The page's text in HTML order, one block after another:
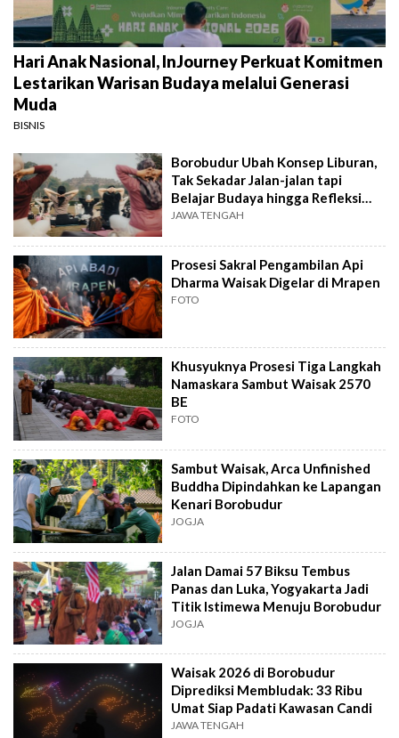
Hari Anak Nasional, InJourney Perkuat Komitmen
Lestarikan Warisan Budaya melalui Generasi
Muda
BISNIS
Borobudur Ubah Konsep Liburan,
Tak Sekadar Jalan-jalan tapi
Belajar Budaya hingga Refleksi
Diri
JAWA TENGAH
Prosesi Sakral Pengambilan Api
Dharma Waisak Digelar di Mrapen
FOTO
Khusyuknya Prosesi Tiga Langkah
Namaskara Sambut Waisak 2570
BE
FOTO
Sambut Waisak, Arca Unfinished
Buddha Dipindahkan ke Lapangan
Kenari Borobudur
JOGJA
Jalan Damai 57 Biksu Tembus
Panas dan Luka, Yogyakarta Jadi
Titik Istimewa Menuju Borobudur
JOGJA
Waisak 2026 di Borobudur
Diprediksi Membludak: 33 Ribu
Umat Siap Padati Kawasan Candi
JAWA TENGAH